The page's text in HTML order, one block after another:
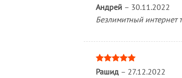
Андрей – 30.11.2022
Безлимитный интернет
Оценка
5
Рашид – 27.12.2022